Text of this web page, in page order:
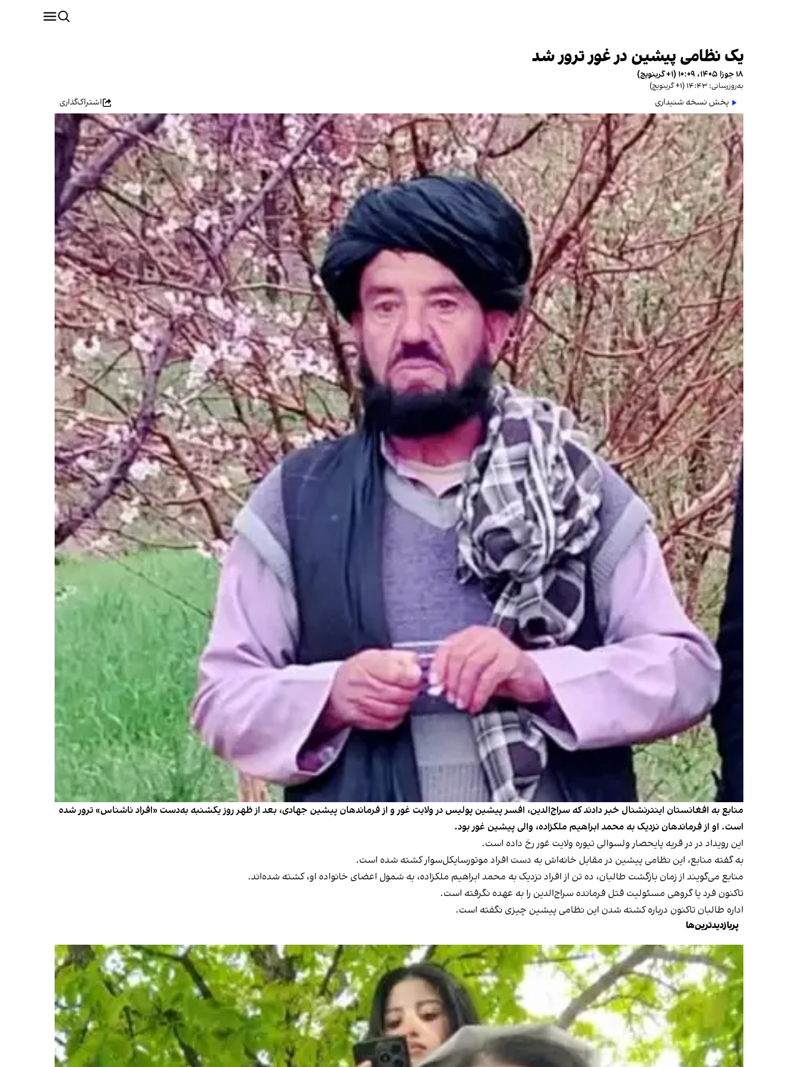
یک نظامی پیشین در غور ترور شد
۱۸ جوزا ۱۴۰۵، ۱۰:۰۹ (‎+۱ گرینویچ)
به‌روزرسانی: ۱۴:۴۳ (‎+۱ گرینویچ)
پخش نسخه شنیداری اشتراک‌گذاری
منابع به افغانستان اینترنشنال خبر دادند که سراج‌الدین، افسر پیشین پولیس در ولایت غور و از فرماندهان پیشین جهادی، بعد از ظهر روز یکشنبه به‌دست «افراد ناشناس» ترور شده
است. او از فرماندهان نزدیک به محمد ابراهیم ملکزاده، والی پیشین غور بود.
این رویداد در در قریه پایحصار ولسوالی تیوره ولایت غور رخ داده است.
به گفته منابع، این نظامی پیشین در مقابل خانه‌اش به دست افراد موتورسایکل‌سوار کشته شده است.
منابع می‌گویند از زمان بازگشت طالبان، ده تن از افراد نزدیک به محمد ابراهیم ملکزاده، به شمول اعضای خانواده او، کشته شده‌اند.
تاکنون فرد یا گروهی مسئولیت قتل فرمانده سراج‌الدین را به عهده نگرفته است.
اداره طالبان تاکنون درباره کشته شدن این نظامی پیشین چیزی نگفته است.
پربازدیدترین‌ها